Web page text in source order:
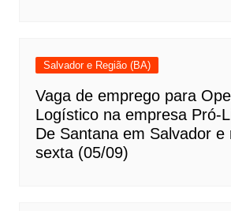
Salvador e Região (BA)
Vaga de emprego para
Logístico na empresa Pró-
De Santana em Salvador e
sexta (05/09)